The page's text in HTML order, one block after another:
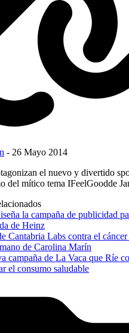
- 26 Mayo 2014
el nuevo y divertido
del mítico tema IFeelGoodde
la campaña de publicidad
de Heinz
Cantabria Labs contra el
de Carolina Marín
campaña de La Vaca que Ríe
el consumo saludable